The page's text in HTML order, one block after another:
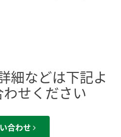
細などは下記よ
わせください
合わせ